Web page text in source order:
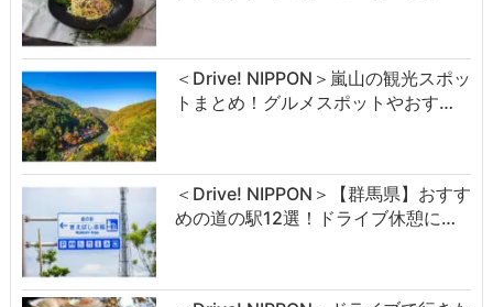
＜Drive! NIPPON＞嵐山の観光スポッ
トまとめ！グルメスポットやおす…
＜Drive! NIPPON＞【群馬県】おすす
めの道の駅12選！ドライブ休憩に…